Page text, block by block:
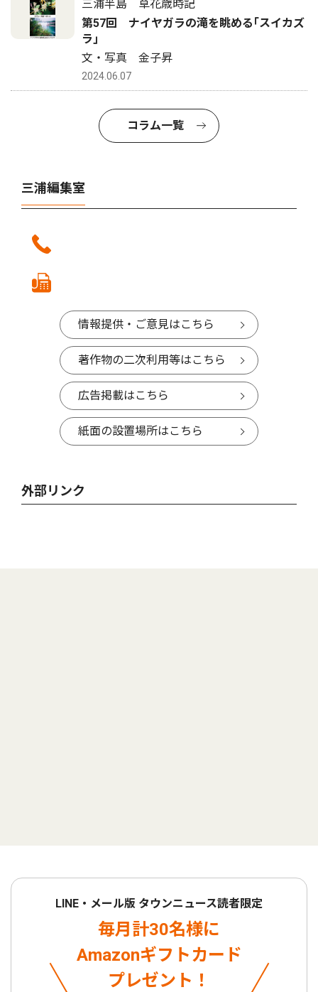
三浦半島 草花歳時記
第57回 ナイヤガラの滝を眺める｢スイカズ
ラ｣
文・写真 金子昇
2024.06.07
コラム一覧
三浦編集室
情報提供・ご意見はこちら
著作物の二次利用等はこちら
広告掲載はこちら
紙面の設置場所はこちら
外部リンク
LINE・メール版 タウンニュース読者限定
毎月計30名様に
Amazonギフトカード
プレゼント！